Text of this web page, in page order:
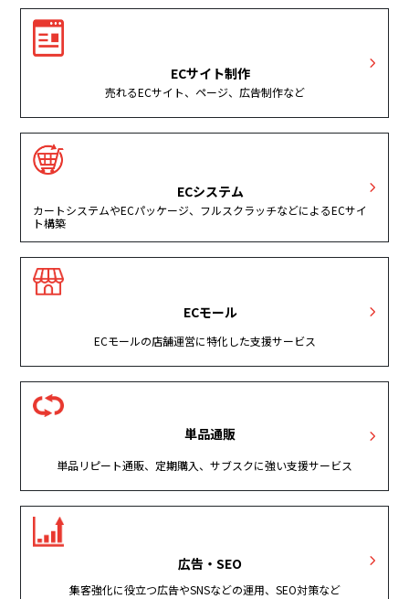
ECサイト制作
売れるECサイト、ページ、広告制作など
ECシステム
カートシステムやECパッケージ、フルスクラッチなどによるECサイ
ト構築
ECモール
ECモールの店舗運営に特化した支援サービス
単品通販
単品リピート通販、定期購入、サブスクに強い支援サービス
広告・SEO
集客強化に役立つ広告やSNSなどの運用、SEO対策など